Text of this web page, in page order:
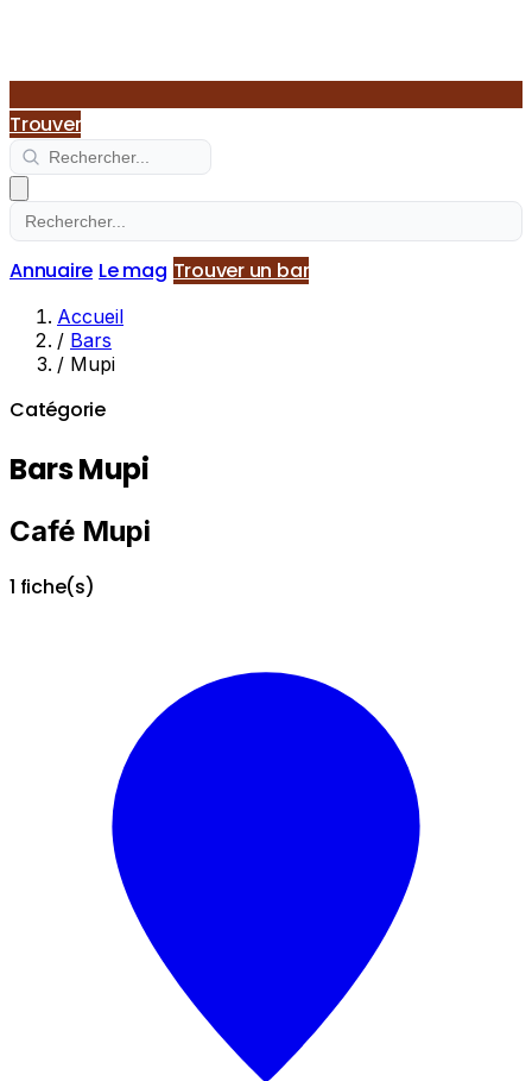
Trouver
Annuaire Le mag Trouver un bar
Accueil
/ Bars
/ Mupi
Catégorie
Bars Mupi
Café Mupi
1 fiche(s)